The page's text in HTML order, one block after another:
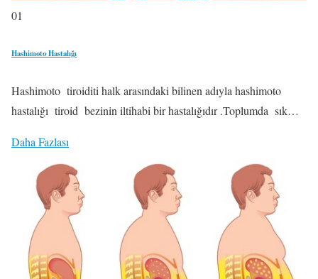
01
Hashimoto Hastalığı
Hashimoto tiroiditi halk arasındaki bilinen adıyla hashimoto
hastalığı tiroid bezinin iltihabi bir hastalığıdır .Toplumda sık…
Daha Fazlası